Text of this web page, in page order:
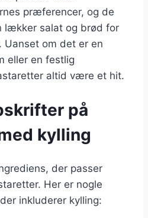
præferencer, og de
lækker salat og brød for
om det er en
eller en festlig
altid være et hit.
på
kylling
der passer
Her er nogle
inkluderer kylling: